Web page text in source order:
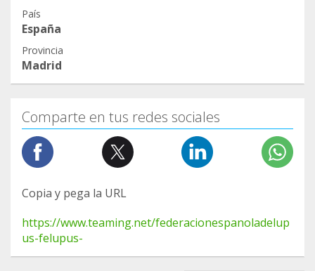
País
España
Provincia
Madrid
Comparte en tus redes sociales
Copia y pega la URL
https://www.teaming.net/federacionespanoladelup
us-felupus-